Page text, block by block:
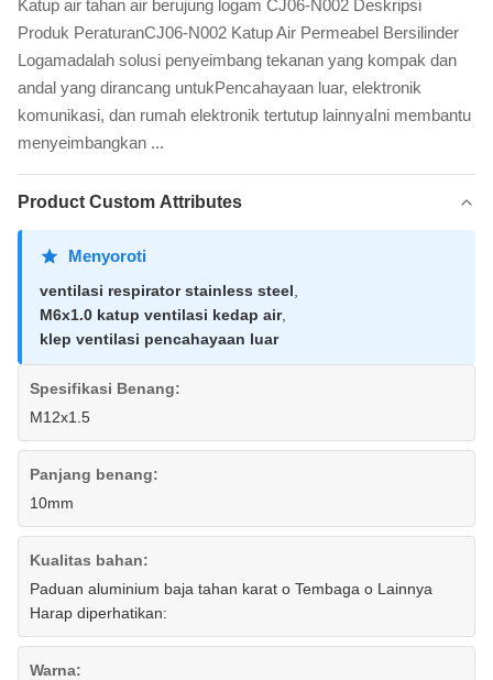
Katup air tahan air berujung logam CJ06-N002 Deskripsi
Produk PeraturanCJ06-N002 Katup Air Permeabel Bersilinder
Logamadalah solusi penyeimbang tekanan yang kompak dan
andal yang dirancang untukPencahayaan luar, elektronik
komunikasi, dan rumah elektronik tertutup lainnyaIni membantu
menyeimbangkan ...
Product Custom Attributes
Menyoroti
ventilasi respirator stainless steel
M6x1.0 katup ventilasi kedap air,
klep ventilasi pencahayaan luar
Spesifikasi Benang:
M12x1.5
Panjang benang:
10mm
Kualitas bahan:
Paduan aluminium baja tahan karat o Tembaga o Lainnya
Harap diperhatikan:
Warna: